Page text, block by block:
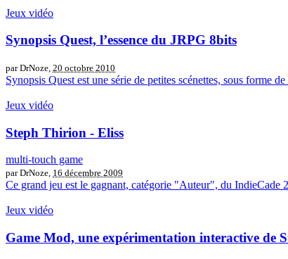
Jeux vidéo
Synopsis Quest, l’essence du JRPG 8bits
par DrNoze, 20 octobre 2010
Synopsis Quest est une série de petites scénettes, sous forme
Jeux vidéo
Steph Thirion - Eliss
multi-touch game
par DrNoze, 16 décembre 2009
Ce grand jeu est le gagnant, catégorie "Auteur", du IndieCade
Jeux vidéo
Game Mod, une expérimentation interactive de